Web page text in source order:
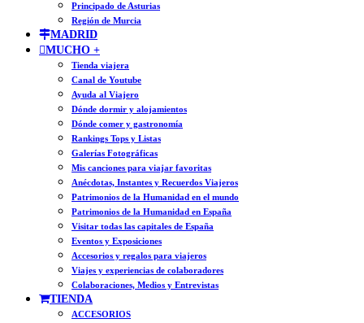
Principado de Asturias
Región de Murcia
MADRID
MUCHO +
Tienda viajera
Canal de Youtube
Ayuda al Viajero
Dónde dormir y alojamientos
Dónde comer y gastronomía
Rankings Tops y Listas
Galerías Fotográficas
Mis canciones para viajar favoritas
Anécdotas, Instantes y Recuerdos Viajeros
Patrimonios de la Humanidad en el mundo
Patrimonios de la Humanidad en España
Visitar todas las capitales de España
Eventos y Exposiciones
Accesorios y regalos para viajeros
Viajes y experiencias de colaboradores
Colaboraciones, Medios y Entrevistas
TIENDA
ACCESORIOS